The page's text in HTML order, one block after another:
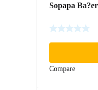
Sopapa
Compare